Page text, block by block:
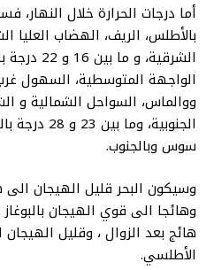
بالأطلس، الريف، الهضاب العليا
الشرقية،
الواجهة المتوسطية، السهول
ووالماس، السواحل الشمالية و
الجنوبية،
سوس وبالجنوب.
وسيكون البحر قليل الهيجان الى
وهائجا الى قوي الهيجان
هائج بعد الزوال ، وقليل
الأطلسي.